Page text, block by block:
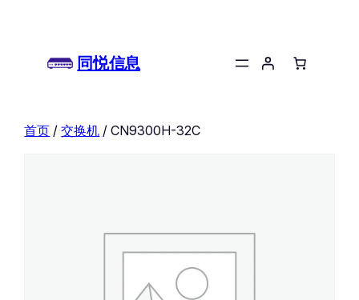
同悦信息
首页 /交换机 / CN9300H-32C